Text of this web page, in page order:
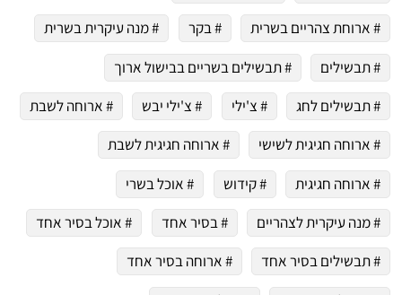
# ארוחת צהריים בשרית
# בקר
# מנה עיקרית בשרית
# תבשילים
# תבשילים בשריים בבישול ארוך
# תבשילים לחג
# צ'ילי # צ'ילי יבש
# ארוחה לשבת
# ארוחה חגיגית לשישי
# ארוחה חגיגית לשבת
# ארוחה חגיגית
# קידוש
# אוכל בשרי
# מנה עיקרית לצהריים
# בסיר אחד
# אוכל בסיר אחד
# תבשילים בסיר אחד
# ארוחה בסיר אחד